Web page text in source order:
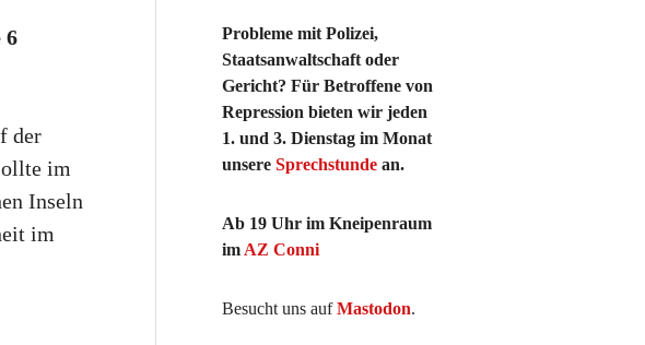
6
der
im
Inseln
im
Probleme mit Polizei,
Staatsanwaltschaft oder
Gericht? Für Betroffene von
Repression bieten wir jeden
1. und 3. Dienstag im Monat
unsere Sprechstunde an.
Ab 19 Uhr im Kneipenraum
im AZ Conni
Besucht uns aufMastodon.